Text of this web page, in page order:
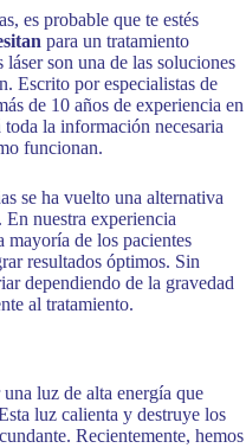
es probable que te estés
para un tratamiento
son una de las soluciones
Escrito por especialistas de
de 10 años de experiencia en
la información necesaria
funcionan.
se ha vuelto una alternativa
nuestra experiencia
mayoría de los pacientes
resultados óptimos. Sin
dependiendo de la gravedad
al tratamiento.
luz de alta energía que
luz calienta y destruye los
Recientemente, hemos